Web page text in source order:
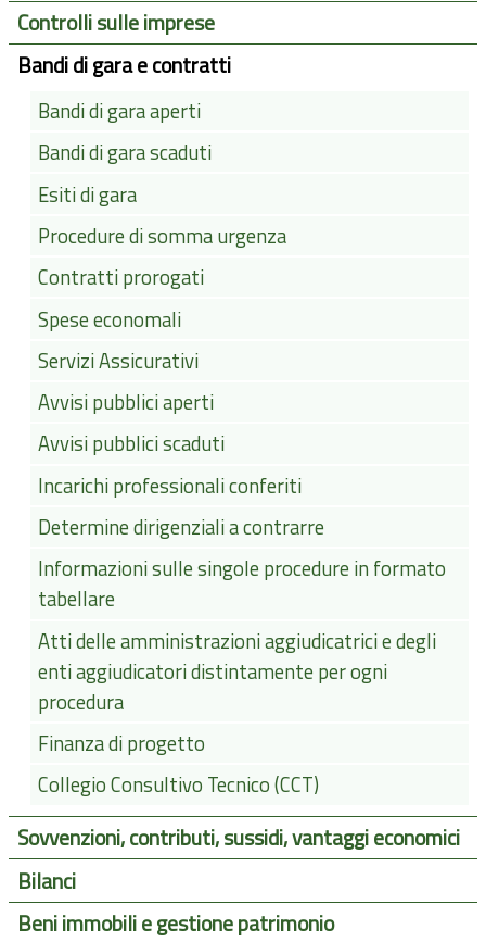
Controlli sulle imprese
Bandi di gara e contratti
Bandi di gara aperti
Bandi di gara scaduti
Esiti di gara
Procedure di somma urgenza
Contratti prorogati
Spese economali
Servizi Assicurativi
Avvisi pubblici aperti
Avvisi pubblici scaduti
Incarichi professionali conferiti
Determine dirigenziali a contrarre
Informazioni sulle singole procedure in formato
tabellare
Atti delle amministrazioni aggiudicatrici e degli
enti aggiudicatori distintamente per ogni
procedura
Finanza di progetto
Collegio Consultivo Tecnico (CCT)
Sovvenzioni, contributi, sussidi, vantaggi economici
Bilanci
Beni immobili e gestione patrimonio